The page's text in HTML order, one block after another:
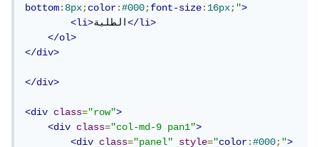
bottom:8px;color:#000;font-size:16px;">
<li>الطلبة</li>
</ol>
</div>
</div>
<div class="row">
<div
class="col-md-9 pan1">
<div
class="panel" style="color:#000;">